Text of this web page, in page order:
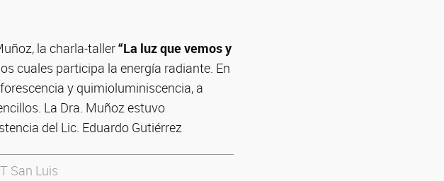
la charla-taller“La luz que vemos y
cuales participa la energía radiante. En
y quimioluminiscencia, a
La Dra. Muñoz estuvo
del Lic. Eduardo Gutiérrez
San Luis